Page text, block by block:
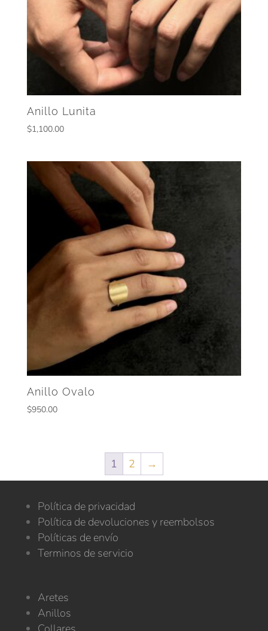
Anillo Lunita
$1,100.00
Anillo Ovalo
$950.00
1 2 →
Política de privacidad
Política de devoluciones y reembolsos
Políticas de envío
Terminos de servicio
Aretes
Anillos